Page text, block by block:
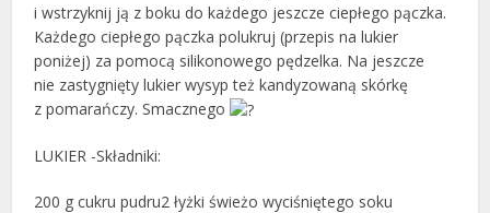
i wstrzyknij ją z boku do każdego jeszcze ciepłego pączka.
Każdego ciepłego pączka polukruj (przepis na lukier
poniżej) za pomocą silikonowego pędzelka. Na jeszcze
nie zastygnięty lukier wysyp też kandyzowaną skórkę
z pomarańczy. Smacznego
LUKIER -Składniki:
200 g cukru pudru2 łyżki świeżo wyciśniętego soku